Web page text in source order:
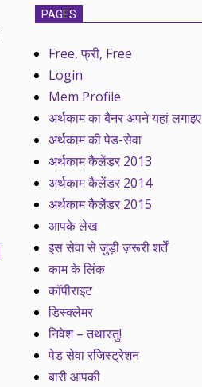
PAGES
Free, फ्री, Free
Login
Mem Profile
अर्थकाम का बैनर अपने यहां लगाइए
अर्थकाम की पेड-सेवा
अर्थकाम कैलेंडर 2013
अर्थकाम कैलेंडर 2014
अर्थकाम कैलेेंडर 2015
आपके लेख
इस सेवा से जुड़ी ज़रूरी शर्तें
काम के लिंक
कॉपीराइट
डिस्क्लेमर
निवेश – तथास्तु!
पेड सेवा रजिस्ट्रेशन
बारी आपकी